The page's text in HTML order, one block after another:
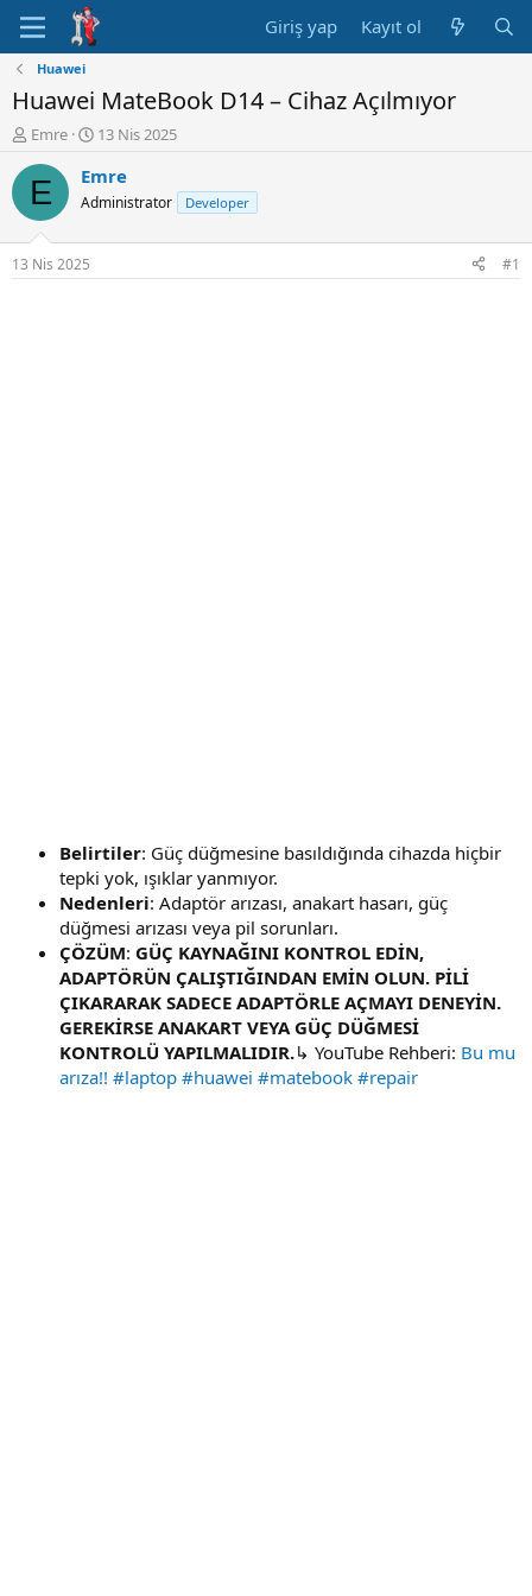
Giriş yap Kayıt ol
Huawei
Huawei MateBook D14 – Cihaz Açılmıyor
K
n
u
y
u
B
a
Emre
B
ş
l
n
ı
13 Nis 2025
E Emre
Administrator Developer
13 Nis 2025 #1
Belirtiler: Güç düğmesine basıldığında cihazda hiçbir
tepki yok, ışıklar yanmıyor.
Nedenleri: Adaptör arızası, anakart hasarı, güç
düğmesi arızası veya pil sorunları.
ÇÖZÜM: GÜÇ KAYNAĞINI KONTROL EDİN,
ADAPTÖRÜN ÇALIŞTIĞINDAN EMİN OLUN. PİLİ
ÇIKARARAK SADECE ADAPTÖRLE AÇMAYI DENEYİN.
GEREKİRSE ANAKART VEYA GÜÇ DÜĞMESİ
KONTROLÜ YAPILMALIDIR.↳ YouTube Rehberi: Bu mu
arıza!! #laptop #huawei #matebook #repair